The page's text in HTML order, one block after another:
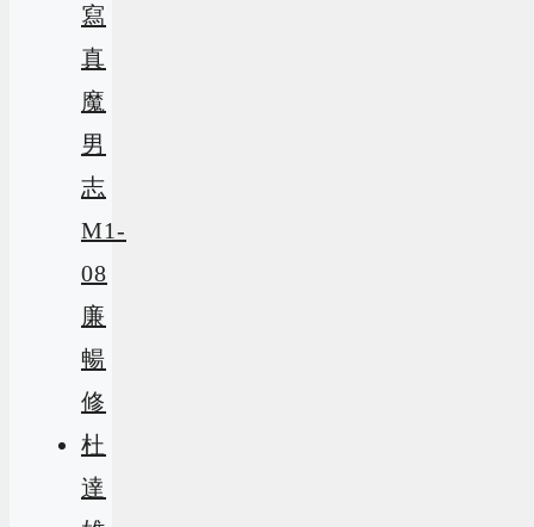
寫
真
魔
男
志
M1-
08
廉
暢
修
杜
達